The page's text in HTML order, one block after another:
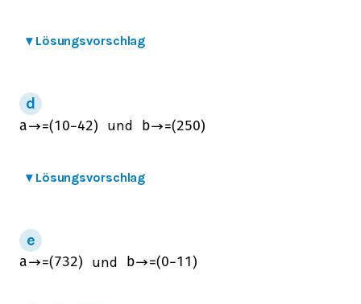
▾ Lösungsvorschlag
a→=(10−42) und b→=(250)
▾ Lösungsvorschlag
a→=(732) und b→=(0−1 1 )